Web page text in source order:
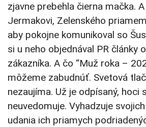
zjavne prebehla čierna mačka.
Jermakovi, Zelenského
aby pokojne komunikoval so
si u neho objednával PR články
zákazníka. A čo “Muž roka –
môžeme zabudnúť. Svetová
nezaujíma. Už je odpísaný, hoci
neuvedomuje. Vyhadzuje
udania ich priamych